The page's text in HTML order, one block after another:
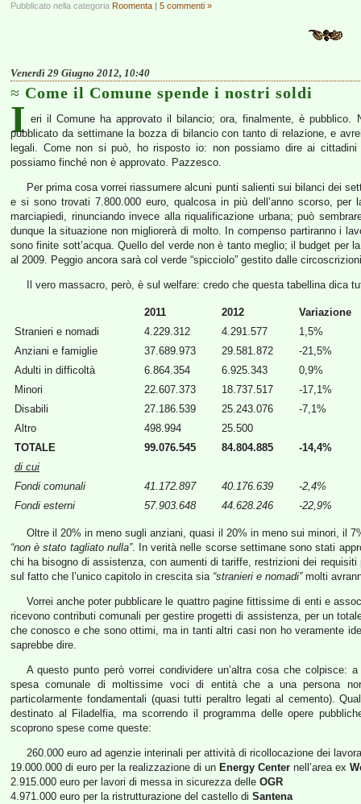
Pubblicato nella categoria Roomenta | 5 commenti »
Venerdì 29 Giugno 2012, 10:40
Come il Comune spende i nostri soldi
I eri il Comune ha approvato il bilancio; ora, finalmente, è
pubblicato da settimane la bozza di bilancio con tanto di relazione, e
legali. Come non si può, ho risposto io: non possiamo dire ai
possiamo finché non è approvato. Pazzesco.
Per prima cosa vorrei riassumere alcuni punti salienti sui bilanci dei
e si sono trovati 7.800.000 euro, qualcosa in più dell’anno scorso, per
marciapiedi, rinunciando invece alla riqualificazione urbana; può
dunque la situazione non migliorerà di molto. In compenso partiranno i
sono finite sott’acqua. Quello del verde non è tanto meglio; il budget per
al 2009. Peggio ancora sarà col verde “spicciolo” gestito dalle
Il vero massacro, però, è sul welfare: credo che questa tabellina dica
2011 2012
Variazione
Stranieri e nomadi
4.229.312 4.291.577
1,5%
Anziani e famiglie
37.689.973 29.581.872
-21,5%
Adulti in difficoltà
6.864.354 6.925.343
0,9%
Minori
22.607.373 18.737.517
-17,1%
Disabili
27.186.539 25.243.076
-7,1%
Altro
498.994
25.500
TOTALE
99.076.545 84.804.885
-14,4%
di cui
Fondi comunali
41.172.897 40.176.639
-2,4%
Fondi esterni
57.903.648 44.628.246 -22,9%
Oltre il 20% in meno sugli anziani, quasi il 20% in meno sui minori, il
“non è stato tagliato nulla”. In verità nelle scorse settimane sono stati
chi ha bisogno di assistenza, con aumenti di tariffe, restrizioni dei
sul fatto che l’unico capitolo in crescita sia “stranieri e nomadi”molti
Vorrei anche poter pubblicare le quattro pagine fittissime di enti e
ricevono contributi comunali per gestire progetti di assistenza, per un
che conosco e che sono ottimi, ma in tanti altri casi non ho veramente
saprebbe dire.
A questo punto però vorrei condividere un’altra cosa che colpisce:
spesa comunale di moltissime voci di entità che a una persona
particolarmente fondamentali (quasi tutti peraltro legati al cemento).
destinato al Filadelfia, ma scorrendo il programma delle opere
scoprono spese come queste:
260.000 euro ad agenzie interinali per attività di ricollocazione dei
19.000.000 di euro per la realizzazione di un Energy Center nell’area ex
2.915.000 euro per lavori di messa in sicurezza delle OGR
4.971.000 euro per la ristrutturazione del castello di Santena